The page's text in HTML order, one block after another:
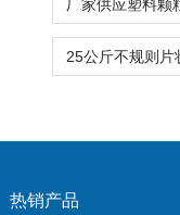
热销产品